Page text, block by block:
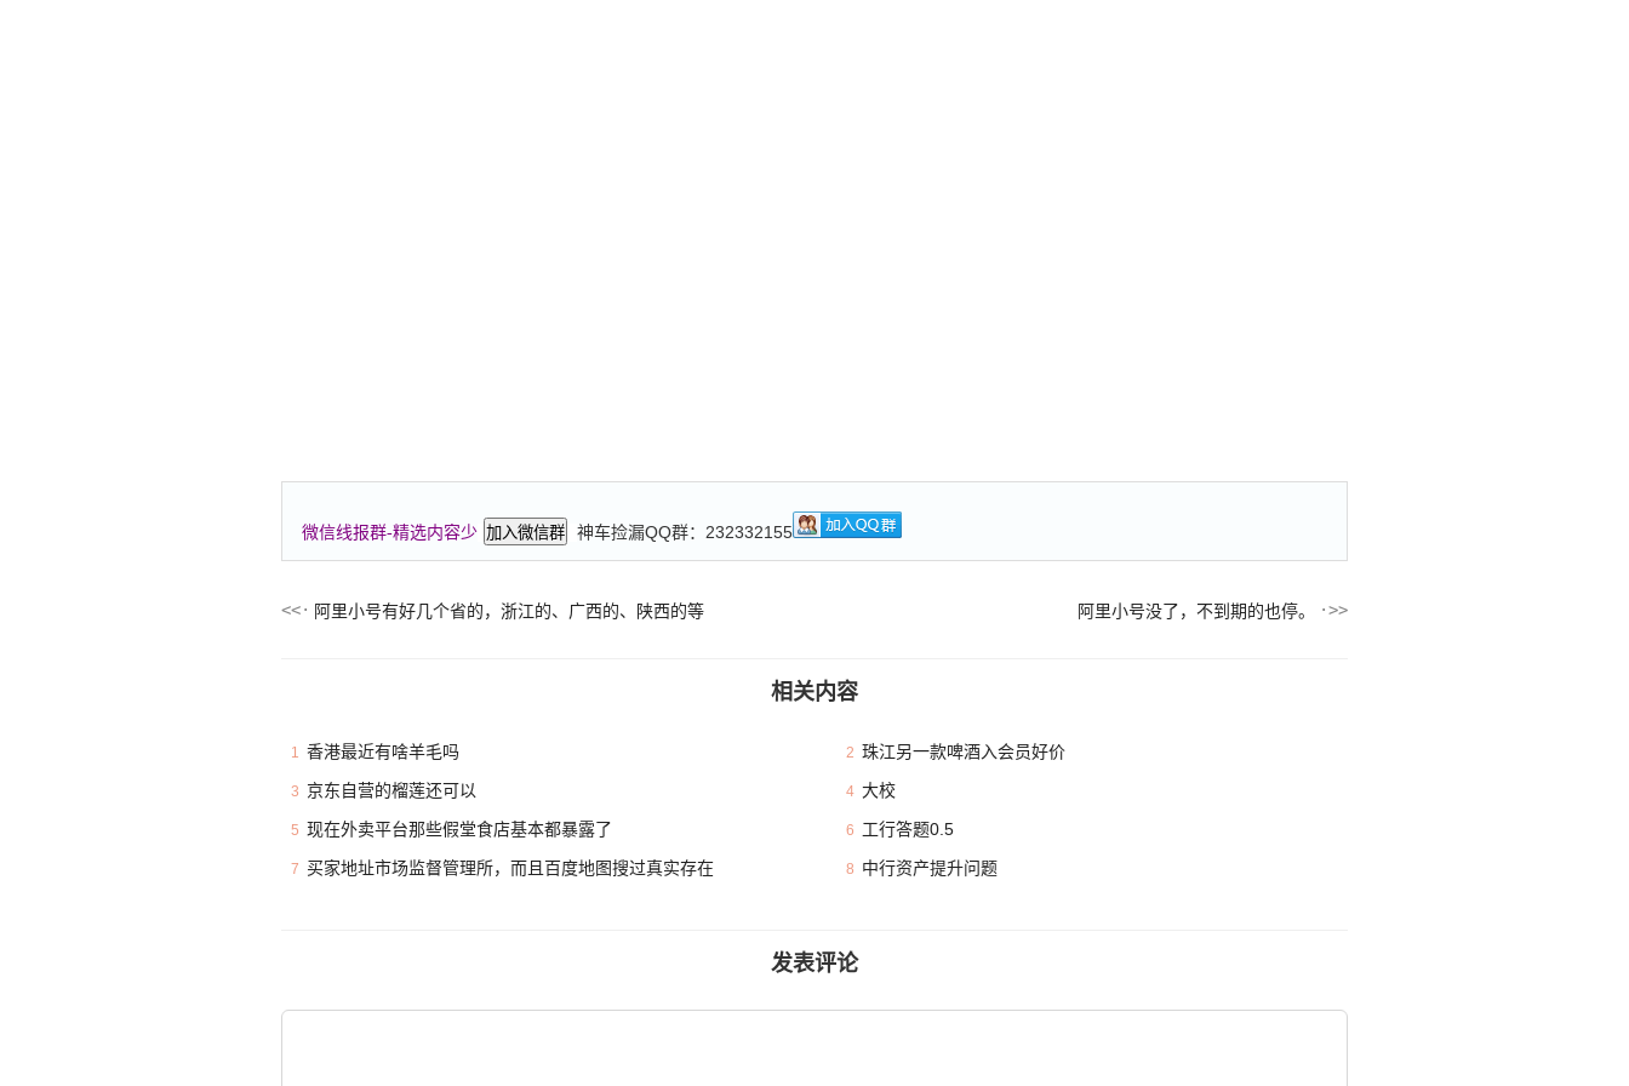
微信线报群-精选内容少 加入微信群 神车捡漏QQ群：232332155
阿里小号有好几个省的，浙江的、广西的、陕西的等 阿里小号没了，不到期的也停。
相关内容
1 香港最近有啥羊毛吗 2 珠江另一款啤酒入会员好价
3 京东自营的榴莲还可以 4 大校
5 现在外卖平台那些假堂食店基本都暴露了 6 工行答题0.5
7 买家地址市场监督管理所，而且百度地图搜过真实存在 8 中行资产提升问题
发表评论